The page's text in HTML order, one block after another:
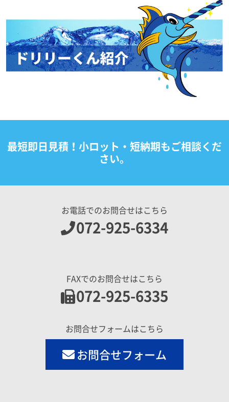
最短即日見積！小ロット・短納期もご相談くだ
さい。
お電話でのお問合せはこちら
072-925-6334
FAXでのお問合せはこちら
072-925-6335
お問合せフォームはこちら
お問合せフォーム